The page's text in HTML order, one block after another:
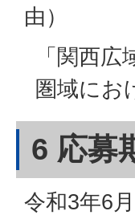
由）
「関西
圏域にお
6 応募
令和3年6